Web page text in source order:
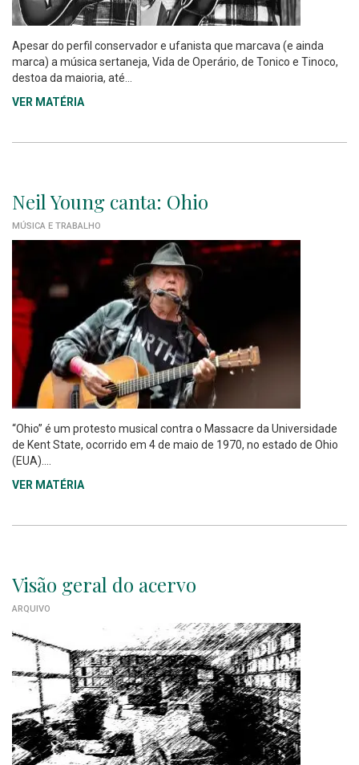
Apesar do perfil conservador e ufanista que marcava (e ainda
marca) a música sertaneja, Vida de Operário, de Tonico e Tinoco,
destoa da maioria, até...
VER MATÉRIA
Neil Young canta: Ohio
MÚSICA E TRABALHO
“Ohio” é um protesto musical contra o Massacre da Universidade
de Kent State, ocorrido em 4 de maio de 1970, no estado de Ohio
(EUA)....
VER MATÉRIA
Visão geral do acervo
ARQUIVO